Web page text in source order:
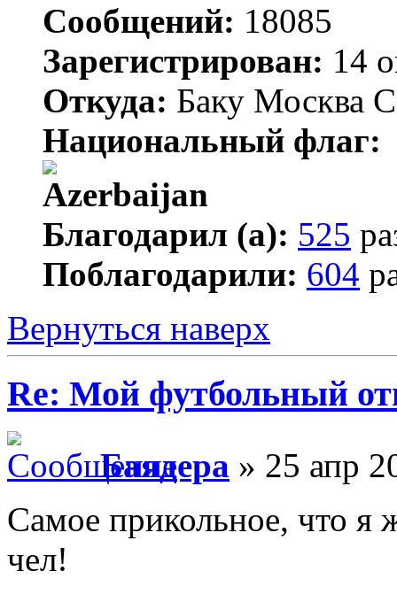
Сообщений: 18085
Зарегистрирован: 14
Откуда: Баку Москва
Национальный флаг:
Благодарил (а): 525
Поблагодарили: 604
Вернуться наверх
Re: Мой футбольный
Баядера » 25 апр
Самое прикольное, что я
чел!